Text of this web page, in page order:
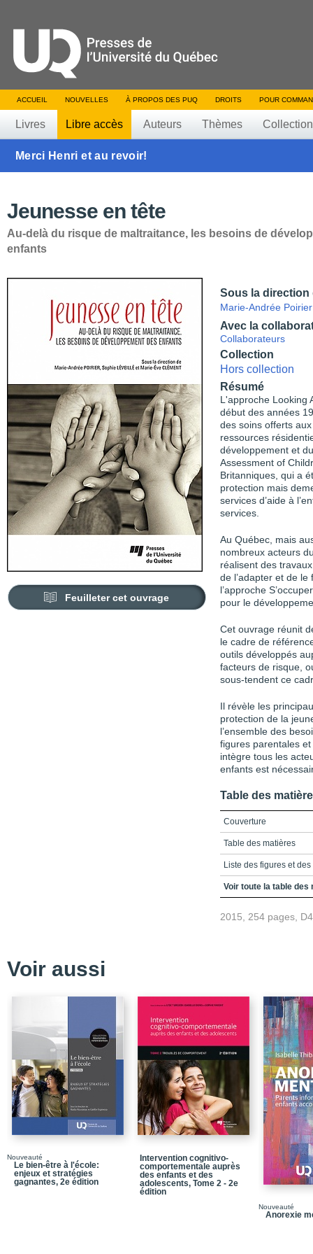
ACCUEIL NOUVELLES À PROPOS DES PUQ DROITS POUR
Livres Libre accès Auteurs Thèmes
Merci Henri et au revoir!
Jeunesse en tête
Au-delà du risque de maltraitance, les besoins de
enfants
Feuilleter cet ouvrage
Sous la direction
Marie-Andrée Poirier
Avec la
Collaborateurs
Collection
Hors collection
Résumé
L'approche Looking
début des années
des soins offerts
ressources
développement et
Assessment of
Britanniques, qui a
protection mais
services d’aide à
services.
Au Québec, mais
nombreux acteurs
réalisent des
de l’adapter et de le
l’approche
pour le
Cet ouvrage réunit
le cadre de
outils développés
facteurs de risque,
sous-tendent ce
Il révèle les
protection de la
l’ensemble des
figures parentales
intègre tous les
enfants est
Table des
Couverture
Table des matières
Liste des figures et
Introduction
enfants. Parce que les
Conclusion
Bibliographie
Section 1 – Les
L’approche Looking
Chapitre 2 –
à l’action : un passage
CHAPITRE 3
(SOCEN) au Québec:
CHAPITRE 4 – La
dehors de leur famille
jeunes dans la
professionnels
Looking After
Voir toute la table des
2015, 254 pages,
Voir aussi
Nouveauté
Le bien-être à l'école:
enjeux et stratégies
gagnantes, 2e édition
Intervention cognitivo-
comportementale auprès
des enfants et des
adolescents, Tome 2 - 2e
édition
Nouveauté
Anorexie